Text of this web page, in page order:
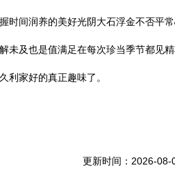
间润养的美好光阴大石浮金不否平
及也是值满足在每次珍当季节都见
利家好的真正趣味了。
更新时间：2026-08-